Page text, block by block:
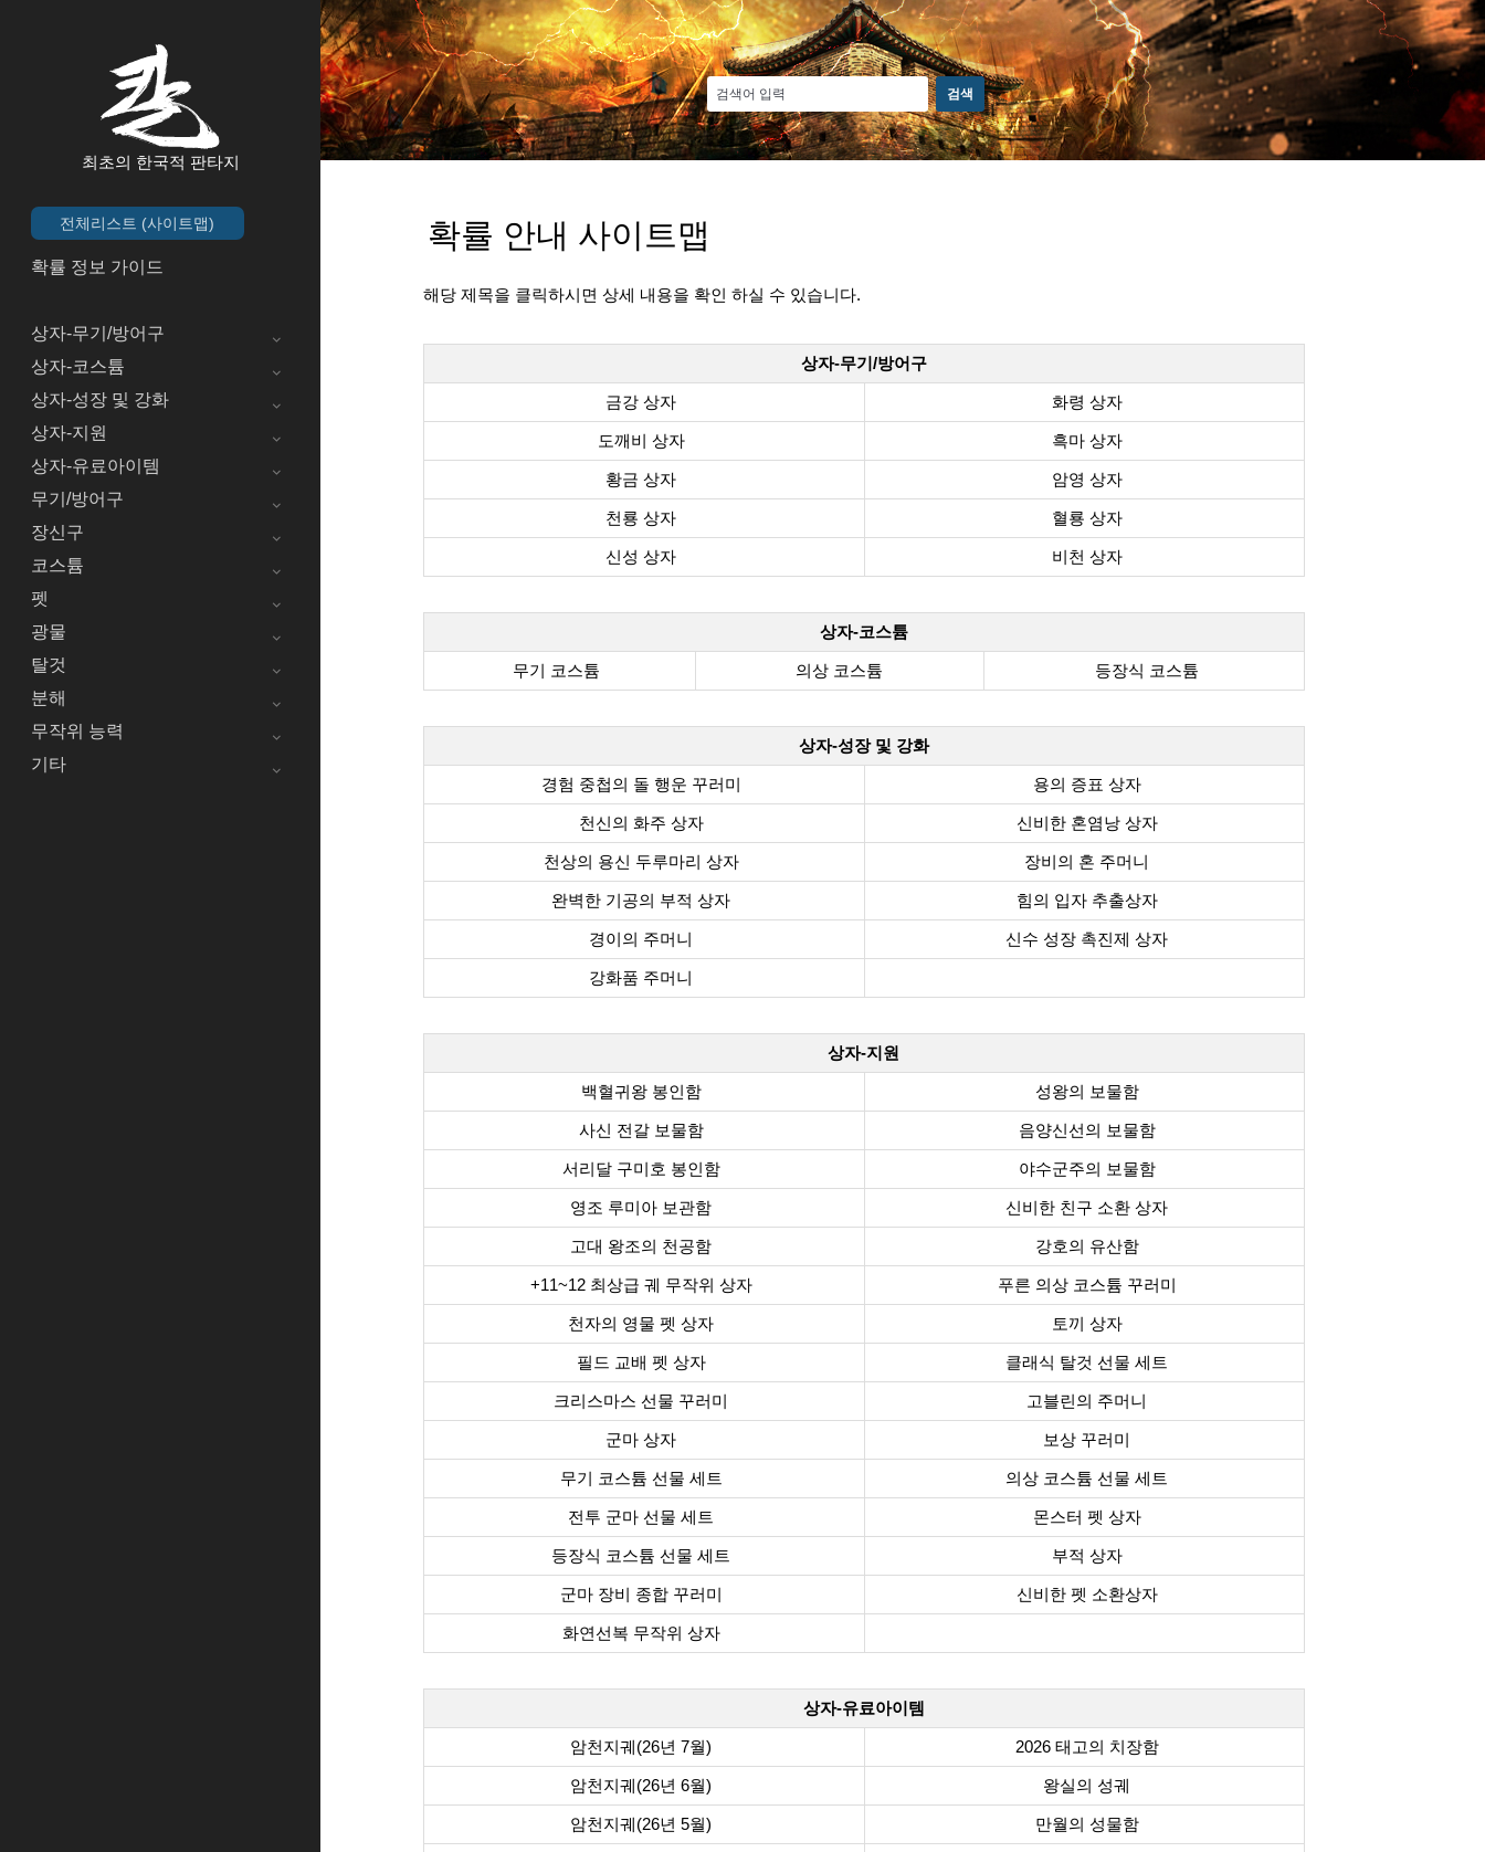
최초의 한국적 판타지
전체리스트 (사이트맵)
확률 정보 가이드
상자-무기/방어구
상자-코스튬
상자-성장 및 강화
상자-지원
상자-유료아이템
무기/방어구
장신구
코스튬
펫
광물
탈것
분해
무작위 능력
기타
확률 안내 사이트맵
해당 제목을 클릭하시면 상세 내용을 확인 하실 수 있습니다.
상자-무기/방어구
금강 상자 화령 상자
도깨비 상자 흑마 상자
황금 상자 암영 상자
천룡 상자 혈룡 상자
신성 상자 비천 상자
상자-코스튬
무기 코스튬 의상 코스튬 등장식 코스튬
상자-성장 및 강화
경험 중첩의 돌 행운 꾸러미 용의 증표 상자
천신의 화주 상자 신비한 혼염낭 상자
천상의 용신 두루마리 상자 장비의 혼 주머니
완벽한 기공의 부적 상자 힘의 입자 추출상자
경이의 주머니 신수 성장 촉진제 상자
강화품 주머니
상자-지원
백혈귀왕 봉인함 성왕의 보물함
사신 전갈 보물함 음양신선의 보물함
서리달 구미호 봉인함 야수군주의 보물함
영조 루미아 보관함 신비한 친구 소환 상자
고대 왕조의 천공함 강호의 유산함
+11~12 최상급 궤 무작위 상자 푸른 의상 코스튬 꾸러미
천자의 영물 펫 상자 토끼 상자
필드 교배 펫 상자 클래식 탈것 선물 세트
크리스마스 선물 꾸러미 고블린의 주머니
군마 상자 보상 꾸러미
무기 코스튬 선물 세트 의상 코스튬 선물 세트
전투 군마 선물 세트 몬스터 펫 상자
등장식 코스튬 선물 세트 부적 상자
군마 장비 종합 꾸러미 신비한 펫 소환상자
화연선복 무작위 상자
상자-유료아이템
암천지궤(26년 7월) 2026 태고의 치장함
암천지궤(26년 6월) 왕실의 성궤
암천지궤(26년 5월) 만월의 성물함